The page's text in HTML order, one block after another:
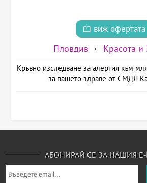
виж офертата
Пловдив Красота и
Кръвно изследване за алергия към
за вашето здраве от СМДЛ
АБОНИРАЙ СЕ ЗА НАШИЯ